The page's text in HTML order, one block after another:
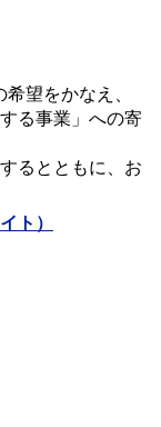
望をかなえ、
る事業」への寄
るとともに、お
ト）